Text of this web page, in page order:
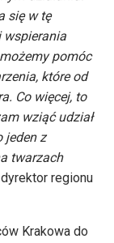
się w tę
wspierania
pomóc
które od
Co więcej, to
wziąć udział
jeden z
twarzach
regionu
Krakowa do